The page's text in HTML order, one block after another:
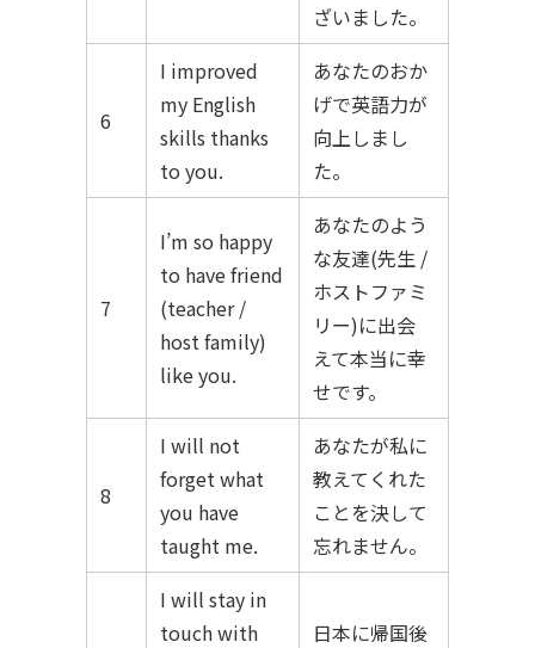
ざいました。
6
I improved
my English
skills thanks
to you.
あなたのおか
げで英語力が
向上しまし
た。
7
I’m so happy
to have friend
(teacher /
host family)
like you.
あなたのよう
な友達(先生 /
ホストファミ
リー)に出会
えて本当に幸
せです。
8
I will not
forget what
you have
taught me.
あなたが私に
教えてくれた
ことを決して
忘れません。
I will stay in
touch with
日本に帰国後